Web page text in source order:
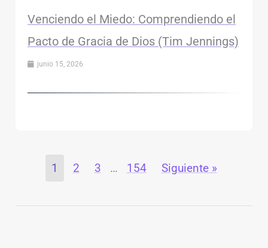
Venciendo el Miedo: Comprendiendo el
Pacto de Gracia de Dios (Tim Jennings)
junio 15, 2026
1 2 3 … 154 Siguiente »